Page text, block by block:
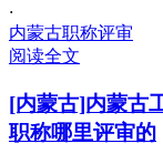
·
内蒙古职称评审
阅读全文
[内蒙古]内蒙古
职称哪里评审的